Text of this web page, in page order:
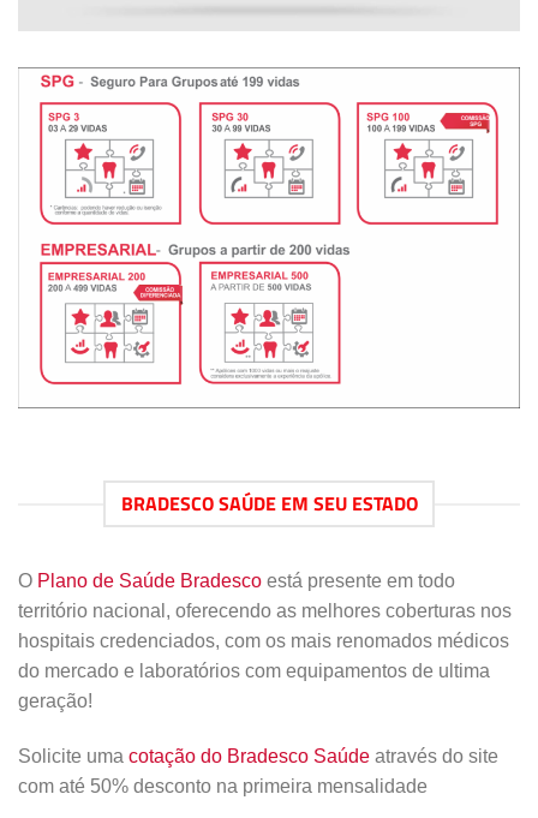
BRADESCO SAÚDE EM SEU ESTADO
O Plano de Saúde Bradesco está presente em todo
território nacional, oferecendo as melhores coberturas nos
hospitais credenciados, com os mais renomados médicos
do mercado e laboratórios com equipamentos de ultima
geração!
Solicite uma cotação do Bradesco Saúde através do site
com até 50% desconto na primeira mensalidade